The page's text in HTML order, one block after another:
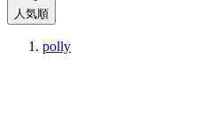
人気順
polly